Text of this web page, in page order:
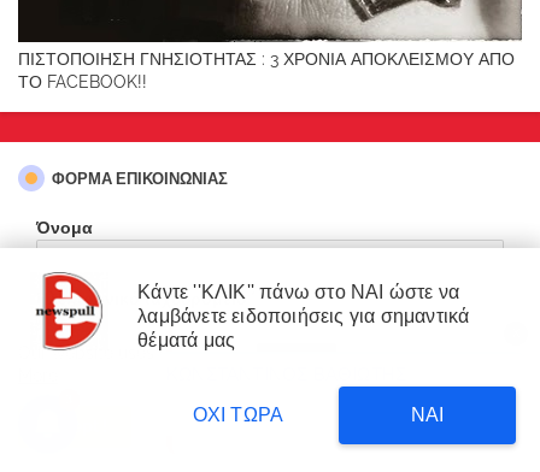
ΠΙΣΤΟΠΟΙΗΣΗ ΓΝΗΣΙΟΤΗΤΑΣ : 3 ΧΡΟΝΙΑ ΑΠΟΚΛΕΙΣΜΟΥ ΑΠΟ
ΤΟ FACEBOOK!!
ΦΌΡΜΑ ΕΠΙΚΟΙΝΩΝΊΑΣ
Όνομα
Ηλεκτρονικό ταχυδρομείο
στρέμματα έγιναν στάχτη επι
κυβέρνησης Μητσοτάκη!
Our website uses cookies to enhance your experience.
Κάντε ''ΚΛΙΚ'' πάνω στο ΝΑΙ ώστε να
λαμβάνετε ειδοποιήσεις για σημαντικά
θέματά μας
ΝΑΙ
ΟΧΙ ΤΩΡΑ
13 hours ago